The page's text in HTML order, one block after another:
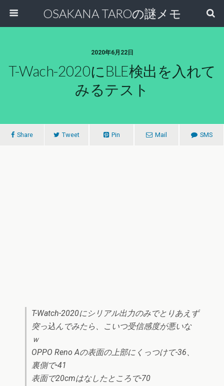
OSAKANA TAROの謎メモ
2020年6月22日
T-Wach-2020にBLE検出を入れて
みるテスト
Share Tweet Pin Mail SMS
T-Watch-2020にシリアル出力のみでとりあえず
突っ込んでみたら、こいつ受信感度が悪いな
ｗ
OPPO Reno Aの表面の上部にくっつけて-36、
裏側で-41
表面で20cmはなしたところで-70